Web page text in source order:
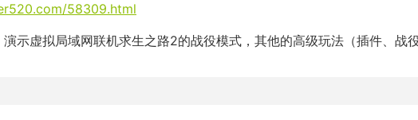
58309.html
示虚拟局域网联机求生之路2的战役模式，其他的高级玩法（插件、战